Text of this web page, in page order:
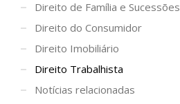
Direito de Família e Sucessões
Direito do Consumidor
Direito Imobiliário
Direito Trabalhista
Notícias relacionadas